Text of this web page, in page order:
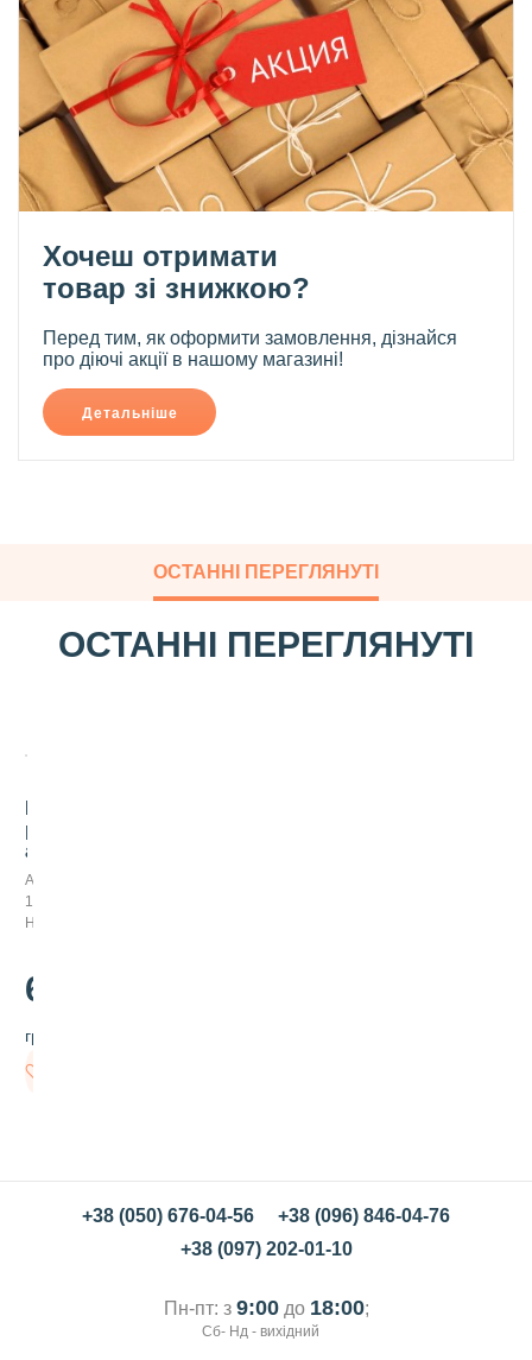
Хочеш отримати
товар зі знижкою?
Перед тим, як оформити замовлення, дізнайся
про діючі акції в нашому магазині!
Детальніше
ОСТАННІ ПЕРЕГЛЯНУТІ
ОСТАННІ ПЕРЕГЛЯНУТІ
р
а
ф
т
о
ж
и
н
є
Арт:
1290004
Немає в наявності
60
грн/шт
+38 (050) 676-04-56
+38 (096) 846-04-76
+38 (097) 202-01-10
Пн-пт: з 9:00до 18:00;
Сб- Нд - вихідний